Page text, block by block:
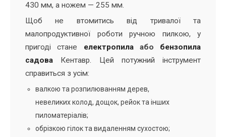
430 мм, а ножем — 255 мм.
Щоб не втомитись від тривалої та
малопродуктивної роботи ручною пилкою, у
пригоді стане електропилаабо бензопила
садова Кентавр. Цей потужний інструмент
справиться з усім:
валкою та розпилюванням дерев,
невеликих колод, дощок, рейок та інших
пиломатеріалів;
обрізкою гілок та видаленням сухостою;